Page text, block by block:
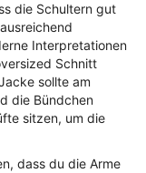
die Schultern gut
Interpretationen
Schnitt
sollte am
die Bündchen
sitzen, um die
dass du die Arme